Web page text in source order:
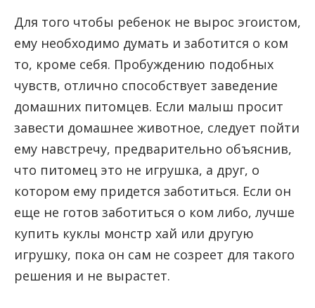
Для того чтобы ребенок не вырос эгоистом,
ему необходимо думать и заботится о ком
то, кроме себя. Пробуждению подобных
чувств, отлично способствует заведение
домашних питомцев. Если малыш просит
завести домашнее животное, следует пойти
ему навстречу, предварительно объяснив,
что питомец это не игрушка, а друг, о
котором ему придется заботиться. Если он
еще не готов заботиться о ком либо, лучше
купить куклы монстр хай или другую
игрушку, пока он сам не созреет для такого
решения и не вырастет.